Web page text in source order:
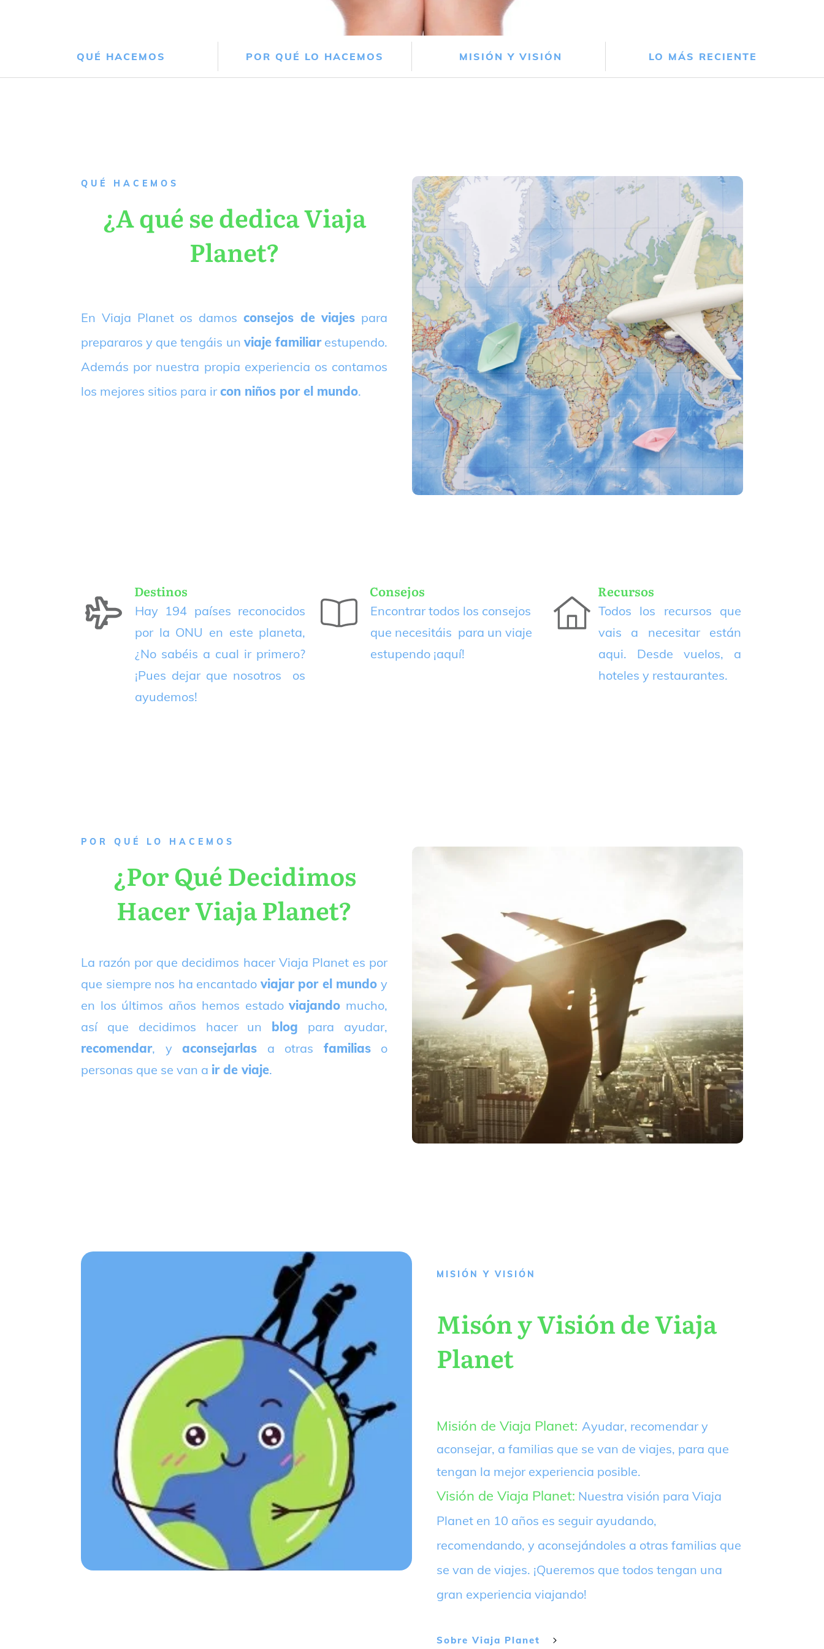
QUÉ HACEMOS POR QUÉ LO HACEMOS MISIÓN Y VISIÓN LO MÁS RECIENTE
QUÉ HACEMOS
¿A qué se dedica Viaja
Planet?
En Viaja Planet os damos consejos de viajes para
prepararos y que tengáis un viaje familiarestupendo.
Además por nuestra propia experiencia os contamos
los mejores sitios para ir con niños por el mundo.
Destinos
Hay 194 países reconocidos
por la ONU en este planeta,
¿No sabéis a cual ir primero?
¡Pues dejar que nosotros os
ayudemos!
Consejos
Encontrar todos los consejos
que necesitáis para un viaje
estupendo ¡aquí!
Recursos
Todos los recursos que
vais a necesitar están
aqui. Desde vuelos, a
hoteles y restaurantes.
P OR QUÉ LO HACEMOS
¿Por Qué Decidimos
Hacer Viaja Planet?
La razón por que decidimos hacer Viaja Planet es por
que siempre nos ha encantado viajar por el mundo y
en los últimos años hemos estadoviajando mucho,
así que decidimos hacer un blog para ayudar,
recomendar, y aconsejarlas a otras familiaso
personas que se van a ir de viaje.
MISIÓN Y VISIÓN
Misón y Visión de Viaja
Planet
Misión de Viaja Planet: Ayudar, recomendar y
aconsejar, a familias que se van de viajes, para que
tengan la mejor experiencia posible.
Visión de Viaja Planet: Nuestra visión para Viaja
Planet en 10 años es seguir ayudando,
recomendando, y aconsejándoles a otras familias que
se van de viajes. ¡Queremos que todos tengan una
gran experiencia viajando!
Sobre Viaja Planet